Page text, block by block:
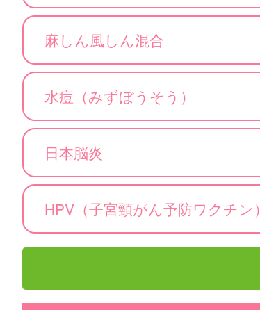
麻しん風しん混合
水痘（みずぼうそう）
日本脳炎
HPV（子宮頸がん予防ワクチン）